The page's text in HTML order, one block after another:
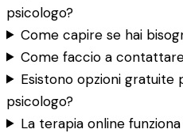
psicologo?
Come capire se hai
Come faccio a
Esistono opzioni gratuite
psicologo?
La terapia online